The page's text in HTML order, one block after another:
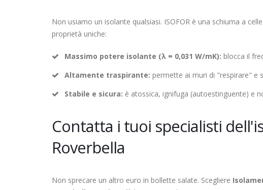
Non usiamo un isolante qualsiasi. ISOFOR è una schiuma a
proprietà uniche:
Massimo potere isolante (λ = 0,031 W/mK): blocca il
Altamente traspirante: permette ai muri di "respirare" e
Stabile e sicura: è atossica, ignifuga (autoestinguente) e
Contatta i tuoi specialisti
Roverbella
Non sprecare un altro euro in bollette salate. Scegliere